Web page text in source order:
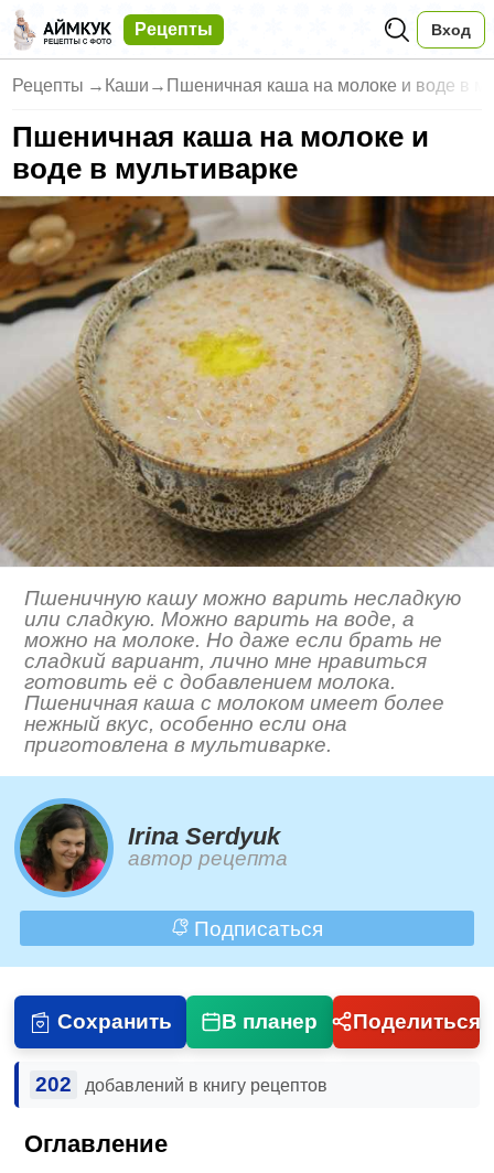
Рецепты Вход
Рецепты → Каши → Пшеничная каша на молоке и воде в
Пшеничная каша на молоке и
воде в мультиварке
Пшеничную кашу можно варить несладкую
или сладкую. Можно варить на воде, а
можно на молоке. Но даже если брать не
сладкий вариант, лично мне нравиться
готовить её с добавлением молока.
Пшеничная каша с молоком имеет более
нежный вкус, особенно если она
приготовлена в мультиварке.
Irina Serdyuk
автор рецепта
Подписаться
Сохранить В планер Поделиться
202 добавлений в книгу рецептов
Оглавление